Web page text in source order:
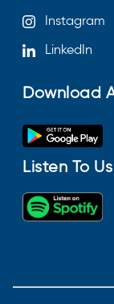
Instagram
LinkedIn
Download
Listen To